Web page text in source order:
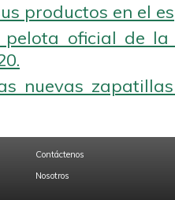
productos en el
pelota oficial de
nuevas
Contáctenos
Nosotros